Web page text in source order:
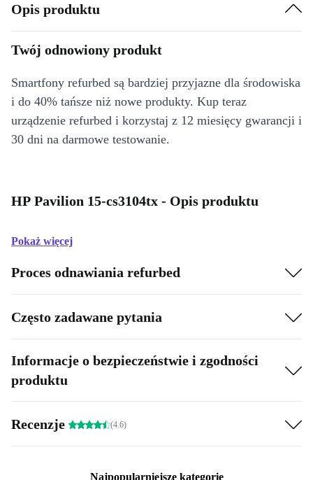
Opis produktu
Twój odnowiony produkt
Smartfony refurbed są bardziej przyjazne dla środowiska
i do 40% tańsze niż nowe produkty. Kup teraz
urządzenie refurbed i korzystaj z 12 miesięcy gwarancji i
30 dni na darmowe testowanie.
HP Pavilion 15-cs3104tx - Opis produktu
Pokaż więcej
Proces odnawiania refurbed
Często zadawane pytania
Informacje o bezpieczeństwie i zgodności
produktu
Recenzje (4.6)
Najpopularniejsze kategorie